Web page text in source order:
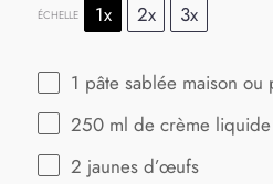
ÉCHELLE 1x 2x 3x
1 pâte sablée maison
250 ml de crème
2 jaunes d’œufs